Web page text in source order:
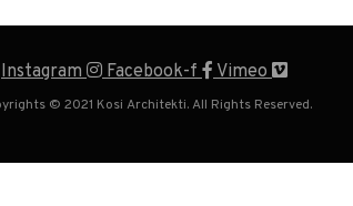
Instagram Facebook-f Vimeo
© 2021 Kosi Architekti. All Rights Reserved.